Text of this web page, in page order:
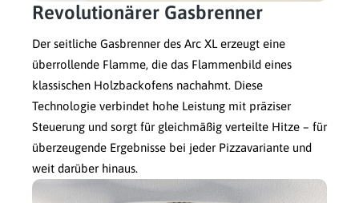
Revolutionärer Gasbrenner
Der seitliche Gasbrenner des Arc XL erzeugt eine
überrollende Flamme, die das Flammenbild eines
klassischen Holzbackofens nachahmt. Diese
Technologie verbindet hohe Leistung mit präziser
Steuerung und sorgt für gleichmäßig verteilte Hitze – für
überzeugende Ergebnisse bei jeder Pizzavariante und
weit darüber hinaus.